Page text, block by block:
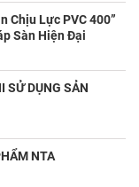
Chịu Lực PVC 400”
Sàn Hiện Đại
SỬ DỤNG SẢN
NTA